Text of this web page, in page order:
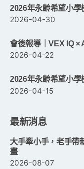
2026年永齡希望小
2026-04-30
會後報導｜VEX IQ ×
2026-04-22
2026年永齡希望小學
2026-04-15
最新消息
大手牽小手，老手帶
畫
2026-08-07